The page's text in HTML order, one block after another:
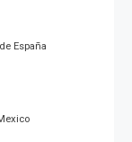
España